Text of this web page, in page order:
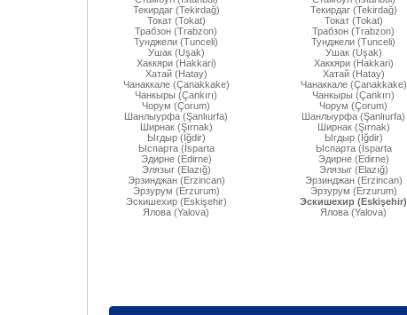
Текирдаг (Tekirdağ)
Токат (Tokat)
Трабзон (Trabzon)
Тунджели (Tunceli)
Ушак (Uşak)
Хаккяри (Hakkari)
Хатай (Hatay)
Чанаккале (Çanakkake)
Чанкыры (Çankırı)
Чорум (Çorum)
Шанлыурфа (Şanlıurfa)
Ширнак (Şırnak)
Ыгдыр (Iğdir)
Ыспарта (İsparta
Эдирне (Edirne)
Элязыг (Elazığ)
Эрзинджан (Erzincan)
Эрзурум (Erzurum)
Эскишехир (Eskişehir)
Ялова (Yalova)
Текирдаг (Tekirdağ)
Токат (Tokat)
Трабзон (Trabzon)
Тунджели (Tunceli)
Ушак (Uşak)
Хаккяри (Hakkari)
Хатай (Hatay)
Чанаккале (Çanakkake)
Чанкыры (Çankırı)
Чорум (Çorum)
Шанлыурфа (Şanlıurfa)
Ширнак (Şırnak)
Ыгдыр (Iğdir)
Ыспарта (İsparta
Эдирне (Edirne)
Элязыг (Elazığ)
Эрзинджан (Erzincan)
Эрзурум (Erzurum)
Эскишехир (Eskişehir)
Ялова (Yalova)